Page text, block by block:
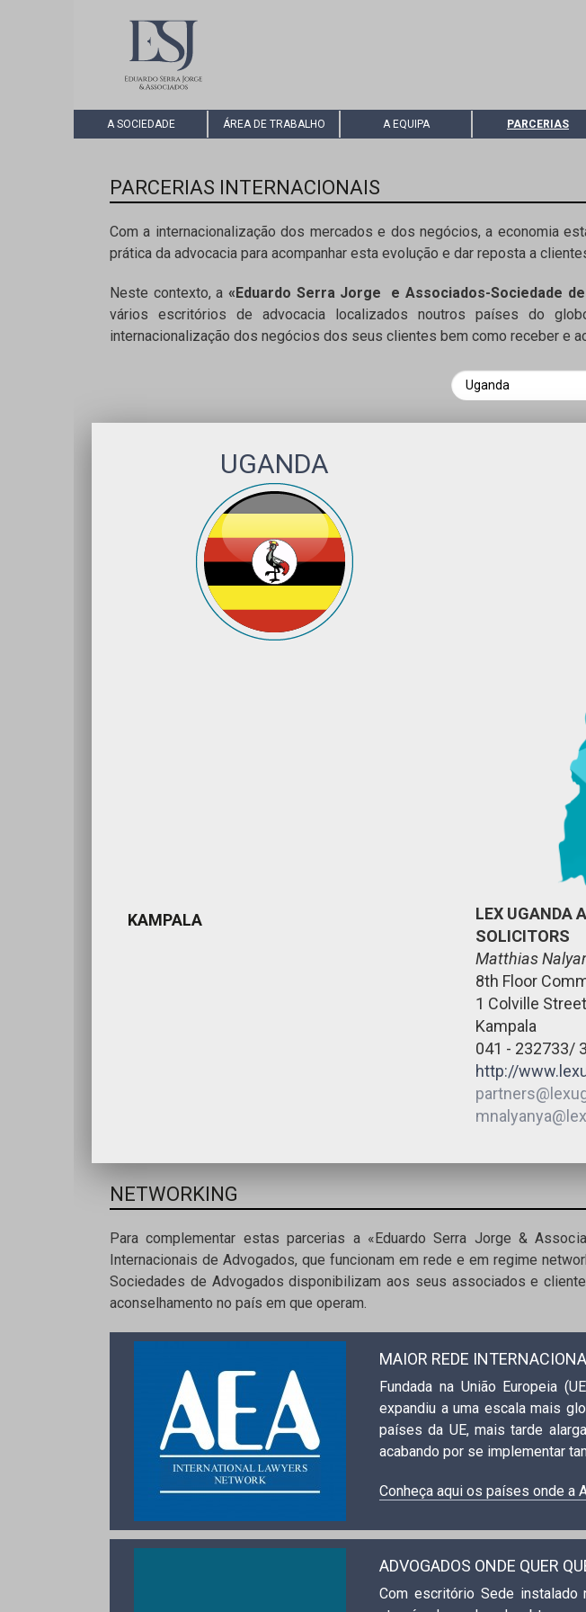
A SOCIEDADE ÁREA DE TRABALHO A EQUIPA PARCERIAS
PARCERIAS INTERNACIONAIS
Com a internacionalização dos mercados e dos negócios, a economia
prática da advocacia para acompanhar esta evolução e dar reposta a
Neste contexto, a «Eduardo Serra Jorge e Associados-Sociedade de
vários escritórios de advocacia localizados noutros países do
internacionalização dos negócios dos seus clientes bem como receber e
UGANDA
KAMPALA
LEX UGANDA
SOLICITORS
Matthias
8th Floor
1 Colville
Kampala
041 - 232733/
http://
NETWORKING
Para complementar estas parcerias a «Eduardo Serra Jorge &
Internacionais de Advogados, que funcionam em rede e em regime
Sociedades de Advogados disponibilizam aos seus associados e
aconselhamento no país em que operam.
MAIOR REDE
Fundada na União Europeia
expandiu a uma escala mais
países da UE, mais tarde
acabando por se implementar
Conheça aqui os países onde a
ADVOGADOS ONDE QUER
Com escritório Sede instalado